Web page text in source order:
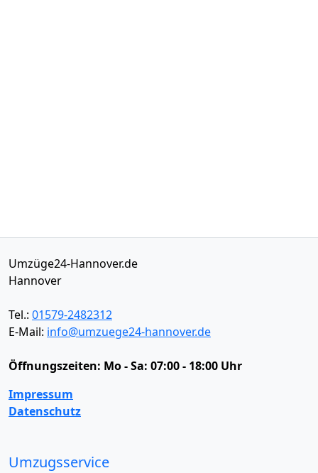
Umzüge24-Hannover.de
Hannover
Tel.: 01579-2482312
E-Mail: info@umzuege24-hannover.de
Öffnungszeiten: Mo - Sa: 07:00 - 18:00 Uhr
Impressum
Datenschutz
Umzugsservice